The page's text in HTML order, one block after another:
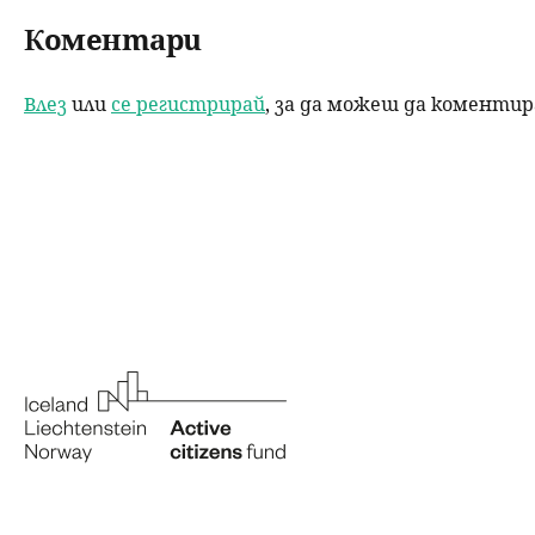
o
k
n
Коментари
Влезили се регистрирай, за да можеш да